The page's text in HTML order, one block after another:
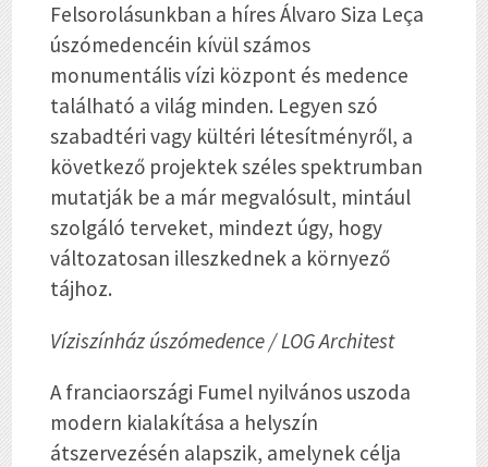
Felsorolásunkban a híres Álvaro Siza Leça
úszómedencéin kívül számos
monumentális vízi központ és medence
található a világ minden. Legyen szó
szabadtéri vagy kültéri létesítményről, a
következő projektek széles spektrumban
mutatják be a már megvalósult, mintául
szolgáló terveket, mindezt úgy, hogy
változatosan illeszkednek a környező
tájhoz.
Víziszínház úszómedence / LOG Architest
A franciaországi Fumel nyilvános uszoda
modern kialakítása a helyszín
átszervezésén alapszik, amelynek célja